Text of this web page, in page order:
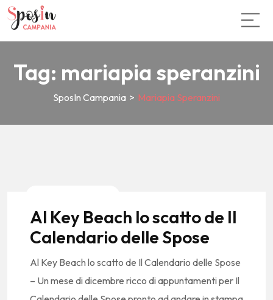
Tag: mariapia speranzini
SposIn Campania > Mariapia Speranzini
Al Key Beach lo scatto de Il
Calendario delle Spose
Al Key Beach lo scatto de Il Calendario delle Spose
– Un mese di dicembre ricco di appuntamenti per Il